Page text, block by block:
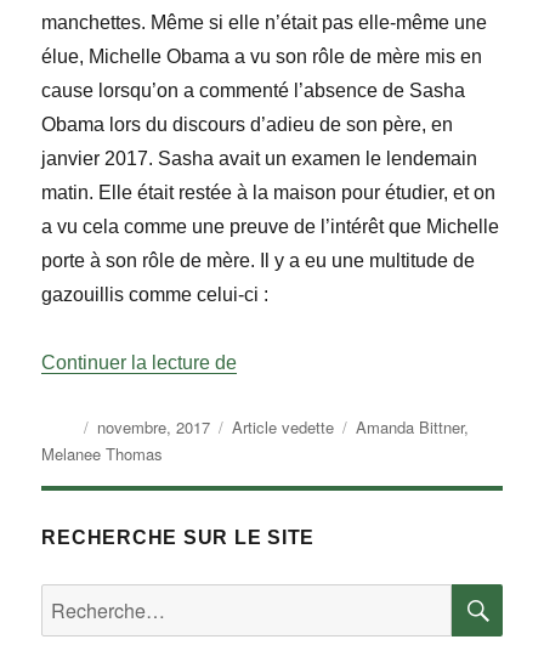
manchettes. Même si elle n’était pas elle-même une
élue, Michelle Obama a vu son rôle de mère mis en
cause lorsqu’on a commenté l’absence de Sasha
Obama lors du discours d’adieu de son père, en
janvier 2017. Sasha avait un examen le lendemain
matin. Elle était restée à la maison pour étudier, et on
a vu cela comme une preuve de l’intérêt que Michelle
porte à son rôle de mère. Il y a eu une multitude de
gazouillis comme celui-ci :
Continuer la lecture de« Mères en politique : du travail,
Auteur
Publié
le
novembre, 2017 Catégories
Article vedette Étiquettes
Amanda Bittner,
Melanee Thomas
RECHERCHE SUR LE SITE
Rechercher :